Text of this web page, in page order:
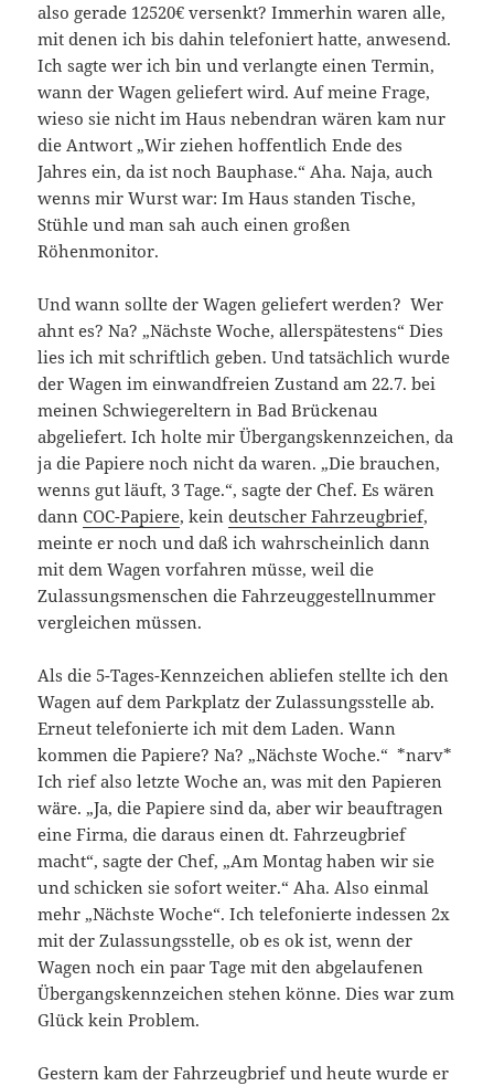
also gerade 12520€ versenkt? Immerhin waren alle,
mit denen ich bis dahin telefoniert hatte, anwesend.
Ich sagte wer ich bin und verlangte einen Termin,
wann der Wagen geliefert wird. Auf meine Frage,
wieso sie nicht im Haus nebendran wären kam nur
die Antwort „Wir ziehen hoffentlich Ende des
Jahres ein, da ist noch Bauphase.“ Aha. Naja, auch
wenns mir Wurst war: Im Haus standen Tische,
Stühle und man sah auch einen großen
Röhenmonitor.
Und wann sollte der Wagen geliefert werden? Wer
ahnt es? Na? „Nächste Woche, allerspätestens“ Dies
lies ich mit schriftlich geben. Und tatsächlich wurde
der Wagen im einwandfreien Zustand am 22.7. bei
meinen Schwiegereltern in Bad Brückenau
abgeliefert. Ich holte mir Übergangskennzeichen, da
ja die Papiere noch nicht da waren. „Die brauchen,
wenns gut läuft, 3 Tage.“, sagte der Chef. Es wären
dannCOC-Papiere, keindeutscher Fahrzeugbrief,
meinte er noch und daß ich wahrscheinlich dann
mit dem Wagen vorfahren müsse, weil die
Zulassungsmenschen die Fahrzeuggestellnummer
vergleichen müssen.
Als die 5-Tages-Kennzeichen abliefen stellte ich den
Wagen auf dem Parkplatz der Zulassungsstelle ab.
Erneut telefonierte ich mit dem Laden. Wann
kommen die Papiere? Na? „Nächste Woche.“ *narv*
Ich rief also letzte Woche an, was mit den Papieren
wäre. „Ja, die Papiere sind da, aber wir beauftragen
eine Firma, die daraus einen dt. Fahrzeugbrief
macht“, sagte der Chef, „Am Montag haben wir sie
und schicken sie sofort weiter.“ Aha. Also einmal
mehr „Nächste Woche“. Ich telefonierte indessen 2x
mit der Zulassungsstelle, ob es ok ist, wenn der
Wagen noch ein paar Tage mit den abgelaufenen
Übergangskennzeichen stehen könne. Dies war zum
Glück kein Problem.
Gestern kam der Fahrzeugbrief und heute wurde er